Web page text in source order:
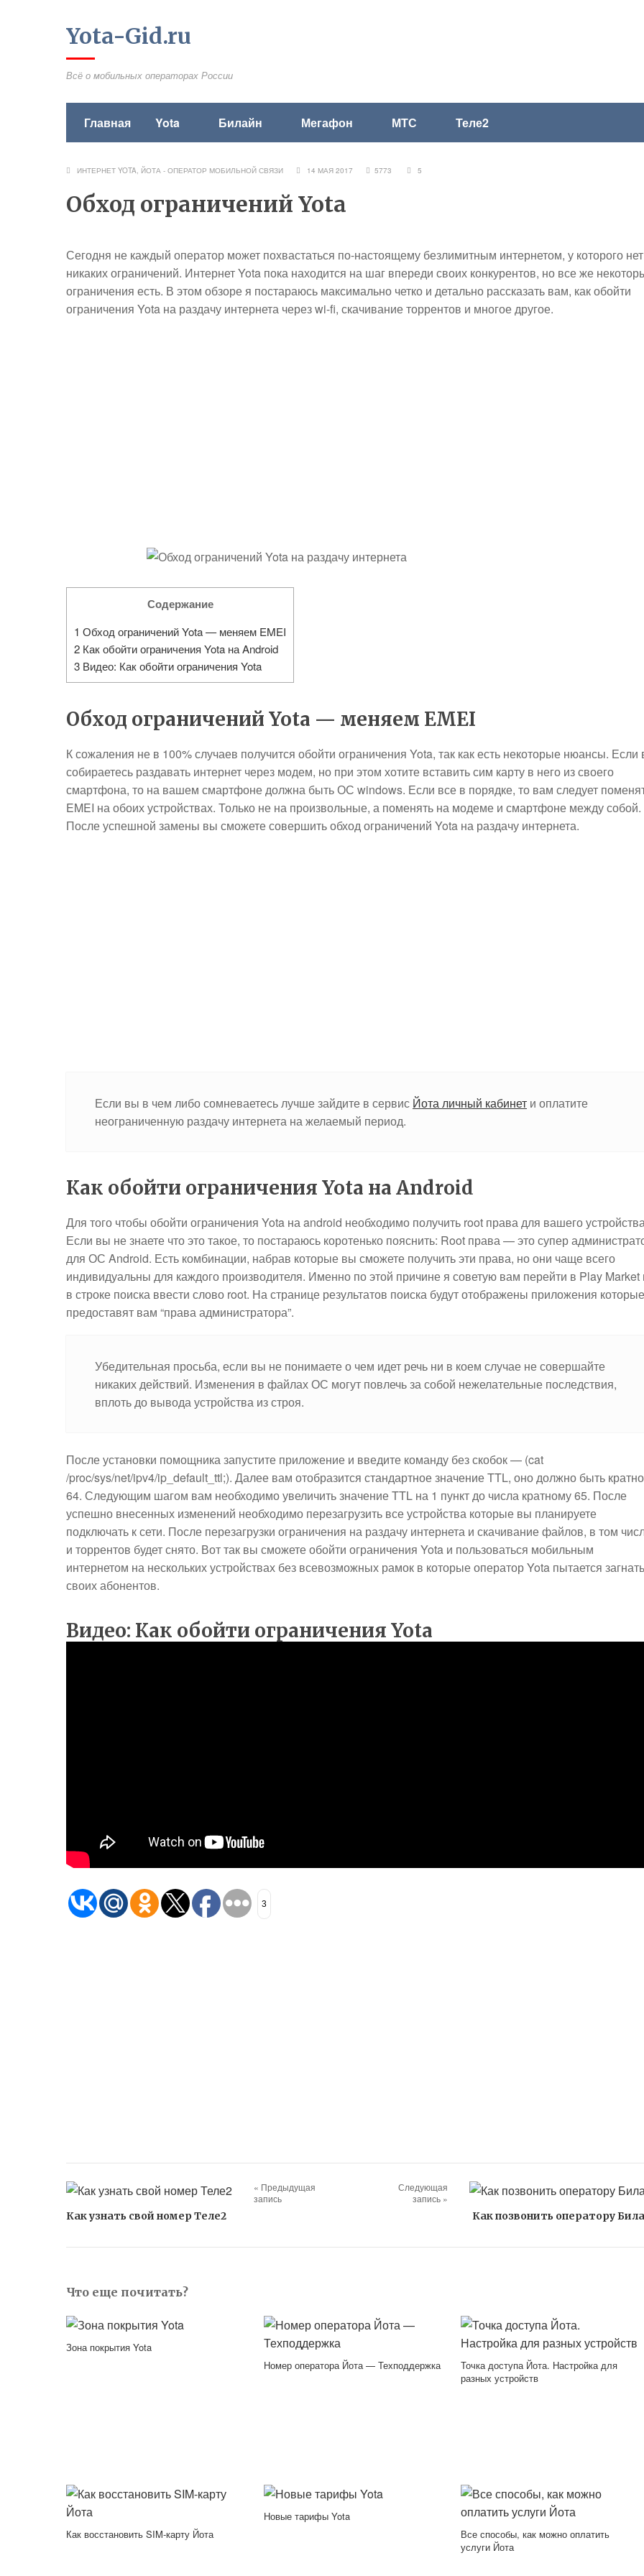
Yota-Gid.ru
Всё о мобильных операторах России
Главная Yota Билайн Мегафон МТС Теле2
ИНТЕРНЕТ YOTA, ЙОТА - ОПЕРАТОР МОБИЛЬНОЙ СВЯЗИ 14 МАЯ 2017 5773 5
Обход ограничений Yota
Сегодня не каждый оператор может похвастаться по-настоящему безлимитным интернетом, у которого нет
никаких ограничений. Интернет Yota пока находится на шаг впереди своих конкурентов, но все же
ограничения есть. В этом обзоре я постараюсь максимально четко и детально рассказать вам, как обойти
ограничения Yota на раздачу интернета через wi-fi, скачивание торрентов и многое другое.
Содержание
1 Обход ограничений Yota — меняем EMEI
2 Как обойти ограничения Yota на Android
3 Видео: Как обойти ограничения Yota
Обход ограничений Yota — меняем EMEI
К сожаления не в 100% случаев получится обойти ограничения Yota, так как есть некоторые нюансы. Если
собираетесь раздавать интернет через модем, но при этом хотите вставить сим карту в него из своего
смартфона, то на вашем смартфоне должна быть ОС windows. Если все в порядке, то вам следует
EMEI на обоих устройствах. Только не на произвольные, а поменять на модеме и смартфоне между собой.
После успешной замены вы сможете совершить обход ограничений Yota на раздачу интернета.
Если вы в чем либо сомневаетесь лучше зайдите в сервис Йота личный кабинет и оплатите
неограниченную раздачу интернета на желаемый период.
Как обойти ограничения Yota на Android
Для того чтобы обойти ограничения Yota на android необходимо получить root права для вашего
Если вы не знаете что это такое, то постараюсь коротенько пояснить: Root права — это супер
для ОС Android. Есть комбинации, набрав которые вы сможете получить эти права, но они чаще всего
индивидуальны для каждого производителя. Именно по этой причине я советую вам перейти в Play Market
в строке поиска ввести слово root. На странице результатов поиска будут отображены приложения которые
предоставят вам “права администратора”.
Убедительная просьба, если вы не понимаете о чем идет речь ни в коем случае не совершайте
никаких действий. Изменения в файлах ОС могут повлечь за собой нежелательные последствия,
вплоть до вывода устройства из строя.
После установки помощника запустите приложение и введите команду без скобок — (cat
/proc/sys/net/ipv4/ip_default_ttl;). Далее вам отобразится стандартное значение TTL, оно должно быть кратно
64. Следующим шагом вам необходимо увеличить значение TTL на 1 пункт до числа кратному 65. После
успешно внесенных изменений необходимо перезагрузить все устройства которые вы планируете
подключать к сети. После перезагрузки ограничения на раздачу интернета и скачивание файлов, в том
и торрентов будет снято. Вот так вы сможете обойти ограничения Yota и пользоваться мобильным
интернетом на нескольких устройствах без всевозможных рамок в которые оператор Yota пытается загнать
своих абонентов.
Видео: Как обойти ограничения Yota
3
« Предыдущая
запись
Как узнать свой номер Теле2
Следующая
запись »
Как позвонить оператору
Что еще почитать?
Зона покрытия Yota
Номер оператора Йота — Техподдержка
Точка доступа Йота. Настройка для
разных устройств
Как восстановить SIM-карту Йота
Новые тарифы Yota
Все способы, как можно оплатить
услуги Йота